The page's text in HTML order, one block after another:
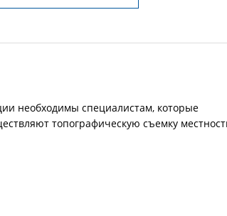
необходимы специалистам, которые
топографическую съемку